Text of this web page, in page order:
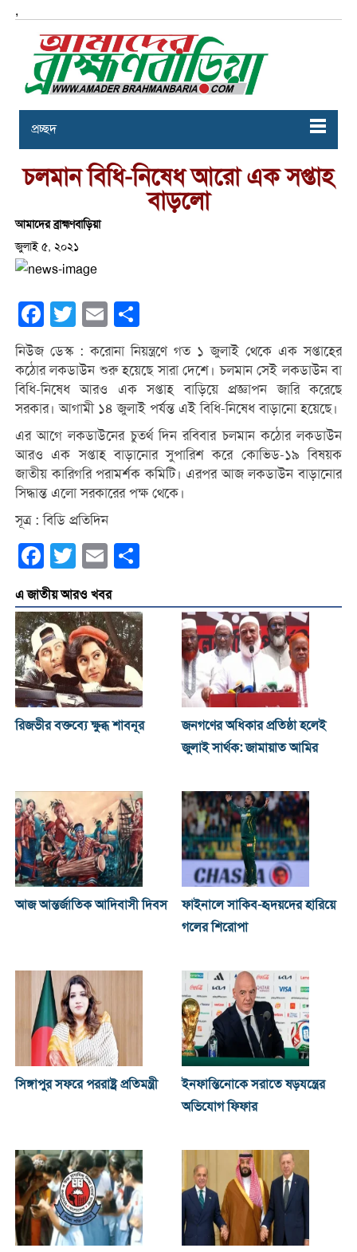
,
প্রচ্ছদ
চলমান বিধি-নিষেধ আরো এক সপ্তাহ
বাড়লো
আমাদের ব্রাহ্মণবাড়িয়া
জুলাই ৫, ২০২১
Facebook
Twitter Email
নিউজ ডেস্ক : করোনা নিয়ন্ত্রণে গত ১ জুলাই থেকে এক সপ্তাহের
কঠোর লকডাউন শুরু হয়েছে সারা দেশে। চলমান সেই লকডাউন বা
বিধি-নিষেধ আরও এক সপ্তাহ বাড়িয়ে প্রজ্ঞাপন জারি করেছে
সরকার। আগামী ১৪ জুলাই পর্যন্ত এই বিধি-নিষেধ বাড়ানো হয়েছে।
এর আগে লকডাউনের চুতর্থ দিন রবিবার চলমান কঠোর লকডাউন
আরও এক সপ্তাহ বাড়ানোর সুপারিশ করে কোভিড-১৯ বিষয়ক
জাতীয় কারিগরি পরামর্শক কমিটি। এরপর আজ লকডাউন বাড়ানোর
সিদ্ধান্ত এলো সরকারের পক্ষ থেকে।
সূত্র : বিডি প্রতিদিন
Facebook
Twitter Email
এ জাতীয় আরও খবর
রিজভীর বক্তব্যে ক্ষুব্ধ শাবনূর
জনগণের অধিকার প্রতিষ্ঠা হলেই
জুলাই সার্থক: জামায়াত আমির
আজ আন্তর্জাতিক আদিবাসী দিবস
ফাইনালে সাকিব-হৃদয়দের হারিয়ে
গলের শিরোপা
সিঙ্গাপুর সফরে পররাষ্ট্র প্রতিমন্ত্রী
ইনফান্তিনোকে সরাতে ষড়যন্ত্রের
অভিযোগ ফিফার